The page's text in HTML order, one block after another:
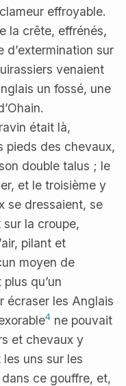
effroyable.
la crête, effrénés,
d’extermination sur
venaient
un fossé, une
était là,
pieds des chevaux,
double talus ; le
et le troisième y
se dressaient, se
la croupe,
pilant et
moyen de
qu’un
écraser les Anglais
4 ne pouvait
et chevaux y
uns sur les
ce gouffre, et,